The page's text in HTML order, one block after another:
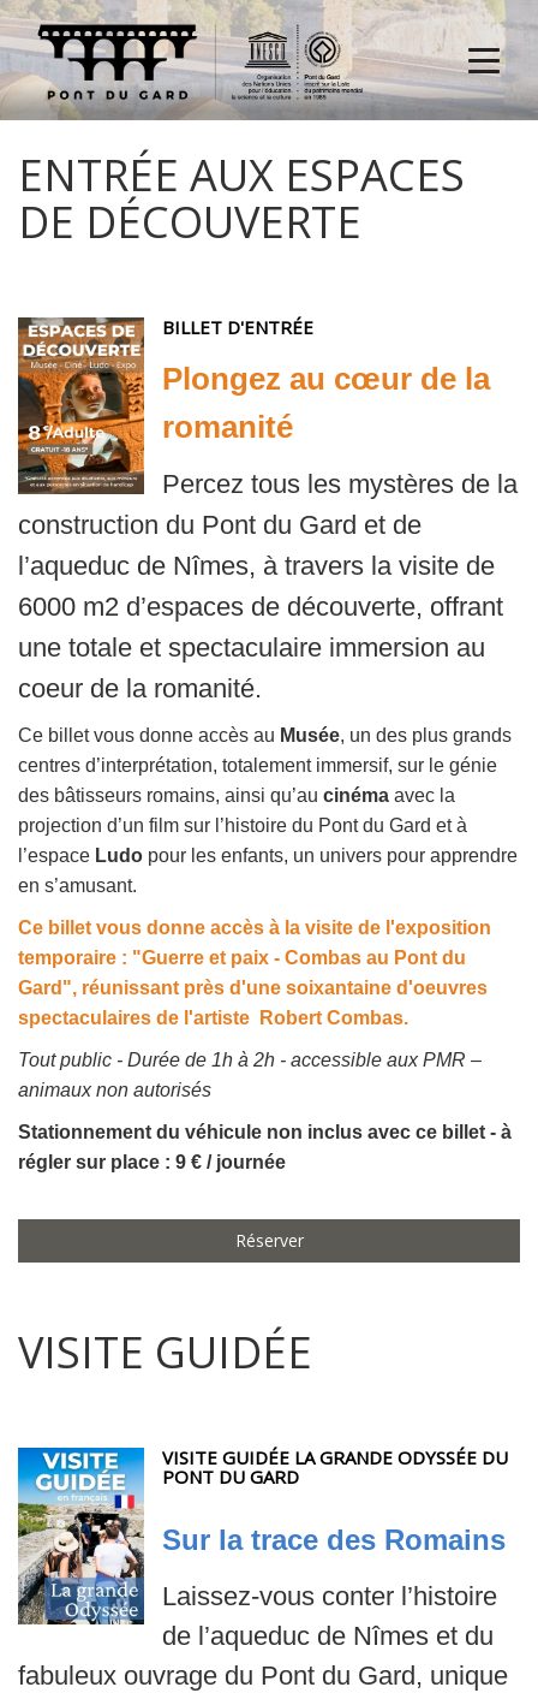
Menu
ENTRÉE AUX ESPACES
DE DÉCOUVERTE
BILLET D'ENTRÉE
Plongez au cœur de la
romanité
Percez tous les mystères de la
construction du Pont du Gard et de
l’aqueduc de Nîmes, à travers la visite de
6000 m2 d’espaces de découverte, offrant
une totale et spectaculaire immersion au
coeur de la romanité.
Ce billet vous donne accès au Musée, un des plus grands
centres d’interprétation, totalement immersif, sur le génie
des bâtisseurs romains, ainsi qu’au cinéma avec la
projection d’un film sur l’histoire du Pont du Gard et à
l’espace Ludo pour les enfants, un univers pour apprendre
en s’amusant.
Ce billet vous donne accès à la visite de l'exposition
temporaire : "Guerre et paix - Combas au Pont du
Gard", réunissant près d'une soixantaine d'oeuvres
spectaculaires de l'artiste Robert Combas.
Tout public - Durée de 1h à 2h - accessible aux PMR –
animaux non autorisés
Stationnement du véhicule non inclus avec ce billet - à
régler sur place : 9 € / journée
Réserver
VISITE GUIDÉE
VISITE GUIDÉE LA GRANDE ODYSSÉE DU
PONT DU GARD
Sur la trace des Romains
Laissez-vous conter l’histoire
de l’aqueduc de Nîmes et du
fabuleux ouvrage du Pont du Gard, unique